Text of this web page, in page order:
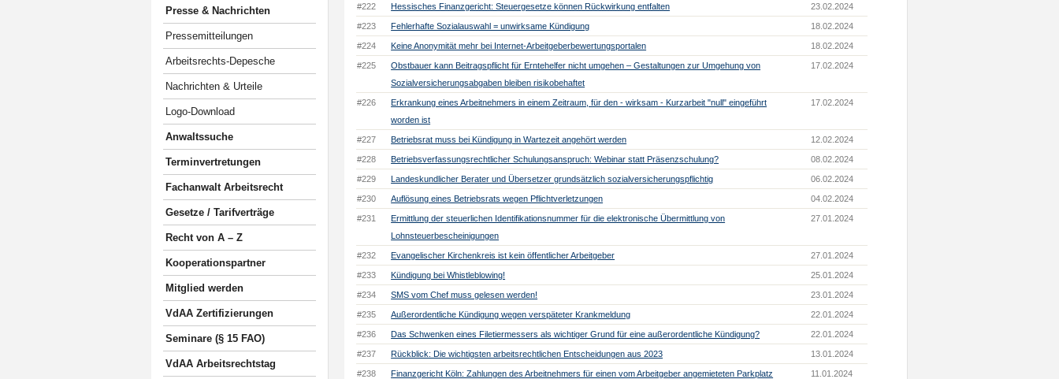
Presse & Nachrichten
Pressemitteilungen
Arbeitsrechts-Depesche
Nachrichten & Urteile
Logo-Download
Anwaltssuche
Terminvertretungen
Fachanwalt Arbeitsrecht
Gesetze / Tarifverträge
Recht von A – Z
Kooperationspartner
Mitglied werden
VdAA Zertifizierungen
Seminare (§ 15 FAO)
VdAA Arbeitsrechtstag
#222 Hessisches Finanzgericht: Steuergesetze können Rückwirkung entfalten 23.02.2024
#223 Fehlerhafte Sozialauswahl = unwirksame Kündigung 18.02.2024
#224 Keine Anonymität mehr bei Internet-Arbeitgeberbewertungsportalen 18.02.2024
#225
Obstbauer kann Beitragspflicht für Erntehelfer nicht umgehen – Gestaltungen zur Umgehung von
Sozialversicherungsabgaben bleiben risikobehaftet
17.02.2024
#226
Erkrankung eines Arbeitnehmers in einem Zeitraum, für den - wirksam - Kurzarbeit "null" eingeführt
worden ist
17.02.2024
#227 Betriebsrat muss bei Kündigung in Wartezeit angehört werden 12.02.2024
#228 Betriebsverfassungsrechtlicher Schulungsanspruch: Webinar statt Präsenzschulung? 08.02.2024
#229 Landeskundlicher Berater und Übersetzer grundsätzlich sozialversicherungspflichtig 06.02.2024
#230 Auflösung eines Betriebsrats wegen Pflichtverletzungen 04.02.2024
#231
Ermittlung der steuerlichen Identifikationsnummer für die elektronische Übermittlung von
Lohnsteuerbescheinigungen
27.01.2024
#232 Evangelischer Kirchenkreis ist kein öffentlicher Arbeitgeber 27.01.2024
#233 Kündigung bei Whistleblowing! 25.01.2024
#234 SMS vom Chef muss gelesen werden! 23.01.2024
#235 Außerordentliche Kündigung wegen verspäteter Krankmeldung 22.01.2024
#236 Das Schwenken eines Filetiermessers als wichtiger Grund für eine außerordentliche Kündigung? 22.01.2024
#237 Rückblick: Die wichtigsten arbeitsrechtlichen Entscheidungen aus 2023 13.01.2024
#238
Finanzgericht Köln: Zahlungen des Arbeitnehmers für einen vom Arbeitgeber angemieteten Parkplatz
11.01.2024